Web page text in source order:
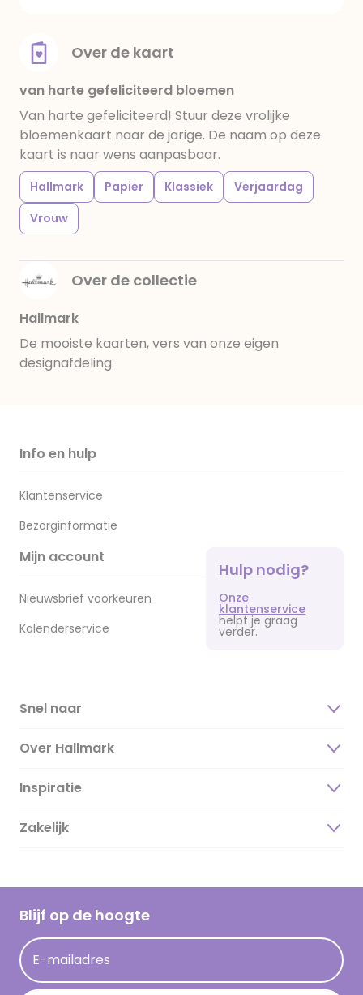
Over de kaart
van harte gefeliciteerd bloemen
Van harte gefeliciteerd! Stuur deze vrolijke
bloemenkaart naar de jarige. De naam op deze
kaart is naar wens aanpasbaar.
Hallmark Papier Klassiek
Verjaardag
Vrouw
Over de collectie
Hallmark
De mooiste kaarten, vers van onze eigen
designafdeling.
Info en hulp
Klantenservice
Bezorginformatie
Mijn account
Nieuwsbrief voorkeuren
Kalenderservice
Hulp nodig?
Onze
klantenservice
helpt je graag
verder.
Snel naar
Over Hallmark
Over ons
Duurzaamheid
Hallmark Kaartclub
Acties
Persberichten
Inspiratie
Magazine
Cadeau inspiratie
Kaartinspiratie
Zakelijk
Blijf op de hoogte
E-mailadres